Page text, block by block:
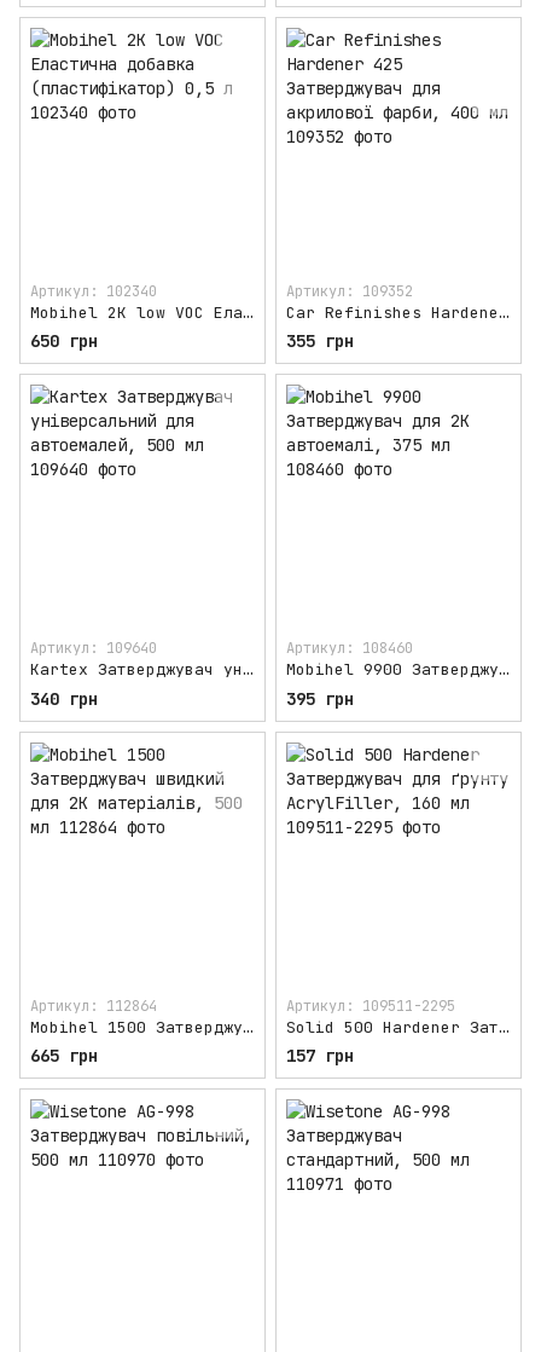
Артикул: 102340
Mobihel 2K low VOC Еластична добавка (пластифікатор) 0,5 л
650 грн
Артикул: 109352
Car Refinishes Hardener 425 Затверджувач для акрилової фарби, 400 мл
355 грн
Артикул: 109640
Kartex Затверджувач універсальний для автоемалей, 500 мл
340 грн
Артикул: 108460
Mobihel 9900 Затверджувач для 2K автоемалі, 375 мл
395 грн
Артикул: 112864
Mobihel 1500 Затверджувач швидкий для 2K матеріалів, 500 мл
665 грн
Артикул: 109511-2295
Solid 500 Hardener Затверджувач для ґрунту AcrylFiller, 160 мл
157 грн